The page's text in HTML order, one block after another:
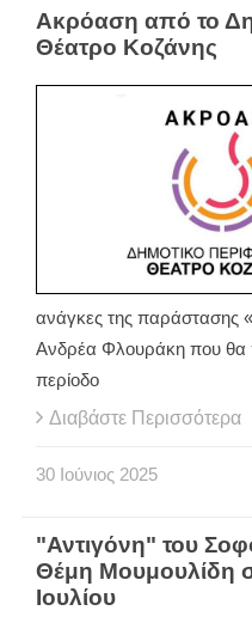
Ακρόαση από το
Θέατρο Κοζάνης
ανάγκες της παράστασης
Ανδρέα Φλουράκη που θα
περίοδο
Διαβάστε Περισσότερα
30 Ιούνιος 2025
"Αντιγόνη" του
Θέμη Μουμουλίδη
Ιουλίου